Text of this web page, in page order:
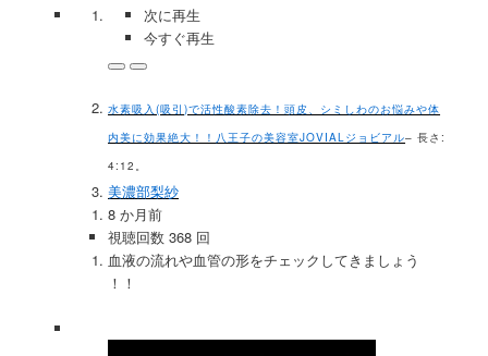
次に再生
今すぐ再生
水素吸入(吸引)で活性酸素除去！頭皮、シミしわのお悩みや体
内美に効果絶大！！八王子の美容室JOVIALジョビアル– 長さ:
4:12。
美濃部梨紗
8 か月前
視聴回数 368 回
血液の流れや血管の形をチェックしてきましょう
！！